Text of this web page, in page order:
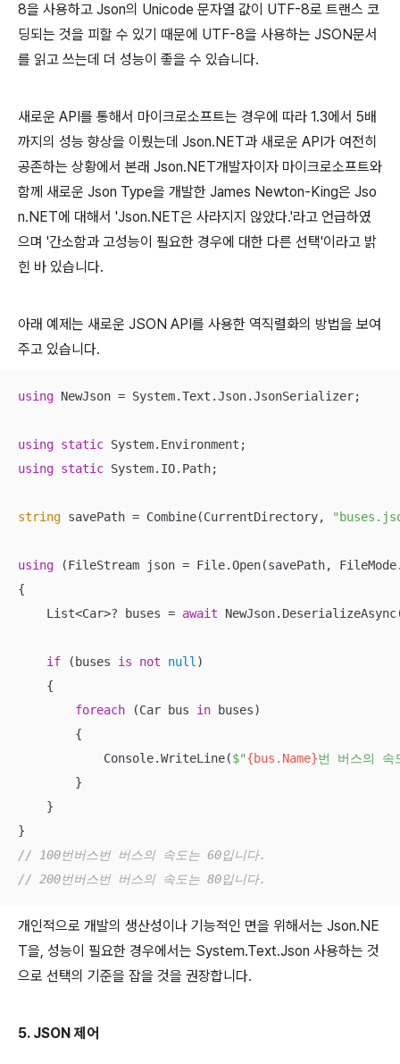
8을 사용하고 Json의 Unicode 문자열 값이 UTF-8로 트랜스 코
딩되는 것을 피할 수 있기 때문에 UTF-8을 사용하는 JSON문서
를 읽고 쓰는데 더 성능이 좋을 수 있습니다.
새로운 API를 통해서 마이크로소프트는 경우에 따라 1.3에서 5배
까지의 성능 향상을 이뤘는데 Json.NET과 새로운 API가 여전히
공존하는 상황에서 본래 Json.NET개발자이자 마이크로소프트와
함께 새로운 Json Type을 개발한 James Newton-King은 Jso
n.NET에 대해서 'Json.NET은 사라지지 않았다.'라고 언급하였
으며 '간소함과 고성능이 필요한 경우에 대한 다른 선택'이라고 밝
힌 바 있습니다.
아래 예제는 새로운 JSON API를 사용한 역직렬화의 방법을 보여
주고 있습니다.
using NewJson = System.Text.Json.JsonSerializer;
using static
using static System.IO.Path;
string savePath = Combine(CurrentDirectory,
using (FileStream json = File.Open(savePath,
{
    List<Car>? buses =
await
if (buses is not null )
    {
foreach (Car bus in buses)
        {
            Console.WriteLine(
$"{bus.Name}번 버스의
        }
    }
// 100번버스번 버스의 속도는 60입니다.
// 200번버스번 버스의 속도는 80입니다.
개인적으로 개발의 생산성이나 기능적인 면을 위해서는 Json.NE
T을, 성능이 필요한 경우에서는 System.Text.Json 사용하는 것
으로 선택의 기준을 잡을 것을 권장합니다.
5. JSON 제어